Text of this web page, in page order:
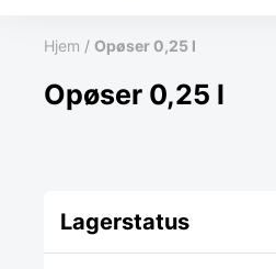
Hjem / Opøser 0,25 l
Opøser 0,25 l
Lagerstatus